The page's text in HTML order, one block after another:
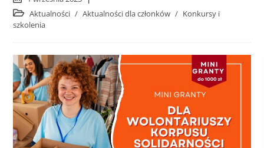
Aktualności / Aktualności dla członków / Konkursy i
szkolenia